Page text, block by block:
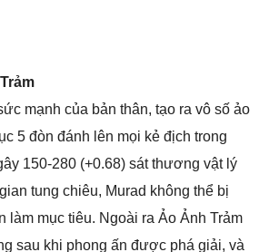
mạnh của bản thân, tạo ra vô số ảo
5 đòn đánh lên mọi kẻ địch trong
150-280 (+0.68) sát thương vật lý
tung chiêu, Murad không thể bị
làm mục tiêu. Ngoài ra Ảo Ảnh Trảm
sau khi phong ấn được phá giải, và